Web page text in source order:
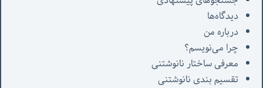
دیدگاه‌ها
درباره من
چرا می‌نویسم؟
معرفی‌ ساختار نانوشتنی
تقسیم بندی نانوشتنی